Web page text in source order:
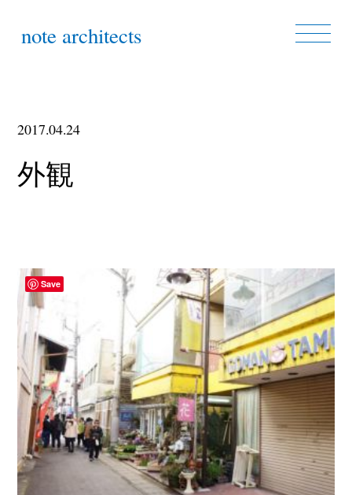
note architects
2017.04.24
外観
Save